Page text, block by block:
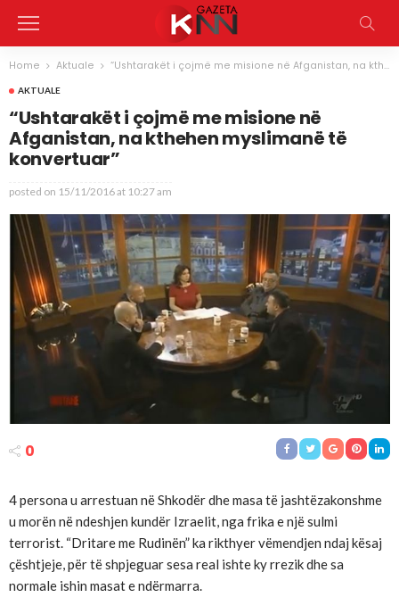
Home Aktuale “Ushtarakët i çojmë me misione në Afganistan, na kthehen myslimanë të konvertuar”
AKTUALE
“Ushtarakët i çojmë me misione në
Afganistan, na kthehen myslimanë të
konvertuar”
posted on 15/11/2016 at 10:27 am
0
4 persona u arrestuan në Shkodër dhe masa të jashtëzakonshme
u morën në ndeshjen kundër Izraelit, nga frika e një sulmi
terrorist. “Dritare me Rudinën” ka rikthyer vëmendjen ndaj kësaj
çështjeje, për të shpjeguar sesa real ishte ky rrezik dhe sa
normale ishin masat e ndërmarra.